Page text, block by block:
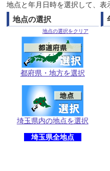
地点と年月日時を選択して、
地点の選択
地点の選択をクリア
都府県・地方を選択
埼玉県内の地点を選択
埼玉県全地点